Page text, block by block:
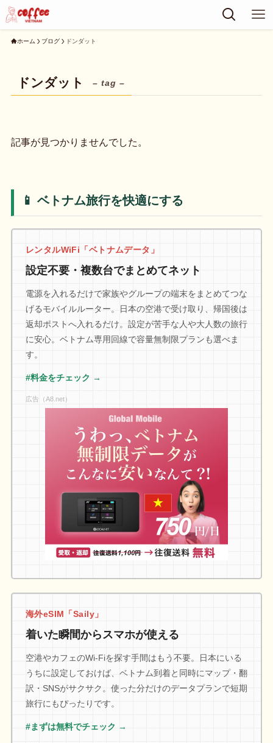
ホーム ブログ ドンダット
ドンダット – tag –
記事が見つかりませんでした。
📱 ベトナム旅行を快適にする
レンタルWiFi「ベトナムデータ」
設定不要・複数台でまとめてネット
電源を入れるだけで家族やグループの端末をまとめてつな
げるモバイルルーター。日本の空港で受け取り、帰国後は
返却ポストへ入れるだけ。設定が苦手な人や大人数の旅行
に安心。ベトナム専用回線で容量無制限プランも選べま
す。
#料金をチェック →
広告（A8.net）
海外eSIM「Saily」
着いた瞬間からスマホが使える
空港やカフェのWi-Fiを探す手間はもう不要。日本にいる
うちに設定しておけば、ベトナム到着と同時にマップ・翻
訳・SNSがサクサク。使った分だけのデータプランで短期
旅行にもぴったりです。
#まずは無料でチェック →